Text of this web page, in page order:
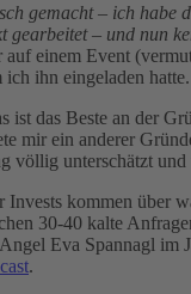
gemacht – ich habe
gearbeitet – und nun
einem Event
ihn eingeladen hatte.
ist das Beste an der
mir ein anderer
völlig unterschätzt
Invests kommen über
30-40 kalte
Eva Spannagl im
.